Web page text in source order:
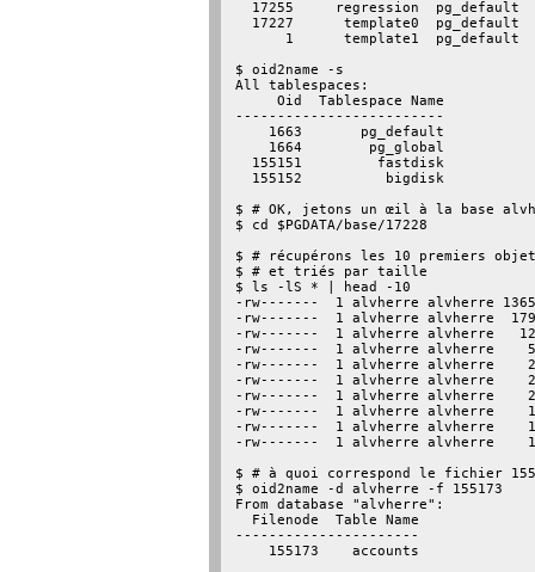
  17255     regression  pg_default
  17227      template0  pg_default
      1      template1  pg_default
$ oid2name -s
All tablespaces:
     Oid  Tablespace Name
-------------------------
    1663       pg_default
    1664        pg_global
  155151         fastdisk
  155152          bigdisk
$ # OK, jetons un œil à la base
$ cd $PGDATA/base/17228
$ # récupérons les 10 premiers
$ # et triés par taille
$ ls -lS * | head -10
-rw-------  1 alvherre alvherre
-rw-------  1 alvherre alvherre
-rw-------  1 alvherre alvherre
-rw-------  1 alvherre alvherre
-rw-------  1 alvherre alvherre
-rw-------  1 alvherre alvherre
-rw-------  1 alvherre alvherre
-rw-------  1 alvherre alvherre
-rw-------  1 alvherre alvherre
-rw-------  1 alvherre alvherre
$ # à quoi correspond le fichier
$ oid2name -d alvherre -f 155173
From database "alvherre":
  Filenode  Table Name
----------------------
    155173    accounts